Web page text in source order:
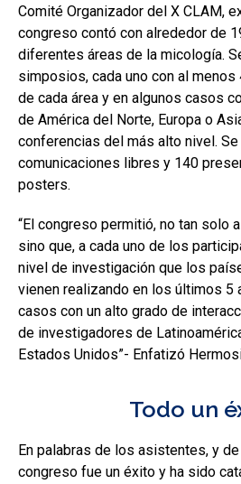
Comité Organizador del X CLAM,
congreso contó con alrededor de
diferentes áreas de la micología.
simposios, cada uno con al
de cada área y en algunos casos
de América del Norte, Europa o
conferencias del más alto nivel.
comunicaciones libres y 140
posters.
“El congreso permitió, no tan solo
sino que, a cada uno de los
nivel de investigación que los
vienen realizando en los últimos 5
casos con un alto grado de
de investigadores de
Estados Unidos”- Enfatizó
Todo un
En palabras de los asistentes, y
congreso fue un éxito y ha sido